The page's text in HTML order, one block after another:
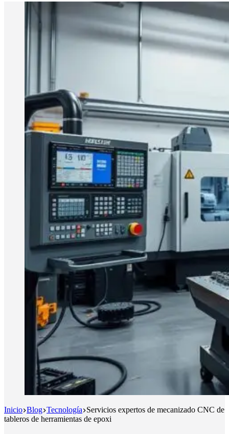
Inicio Blog Tecnología Servicios expertos de mecanizado CNC de
tableros de herramientas de epoxi